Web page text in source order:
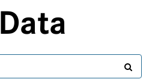
Data